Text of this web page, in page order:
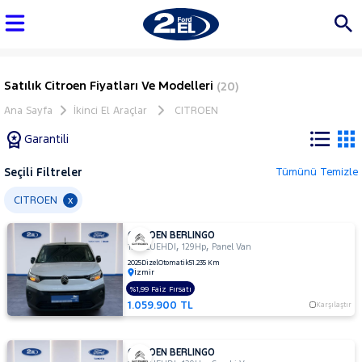
Satılık Citroen Fiyatları Ve Modelleri (20)
Ana Sayfa İkinci El Araçlar CITROEN
Garantili
Tüm
Araçlar
AUDI
BMC
BMW
BYD
Seçili Filtreler Tümünü Temizle
CITROEN x
CITROEN BERLINGO
1.5 BLUEHDI ,129Hp, Panel Van
2025DizelOtomatik51.235 Km
İzmir
1.059.900 TL Karşılaştır
%1,99 Faiz Fırsatı
CITROEN BERLINGO